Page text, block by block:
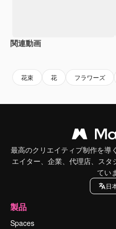
関連動画
花束 花 フラワーズ
最高のクリエイティブ制作を導
エイター、企業、代理店、ス
てい
日
製品
Spaces